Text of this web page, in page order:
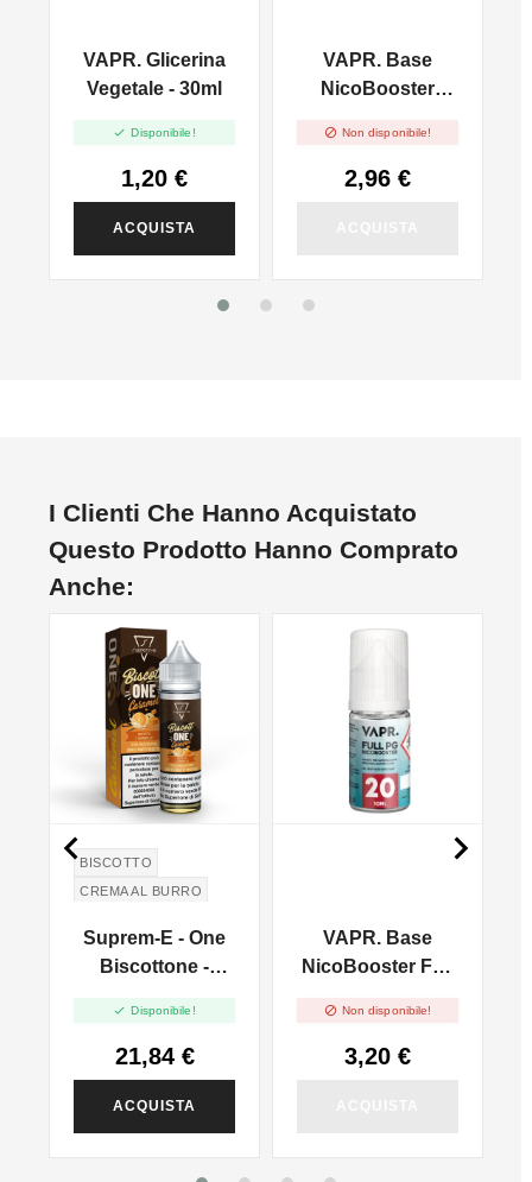
VAPR. Glicerina
Vegetale - 30ml
 Disponibile!
1,20 €
ACQUISTA
VAPR. Base
NicoBooster
 Non disponibile!
2,96 €
I Clienti Che Hanno Acquistato
Questo Prodotto Hanno Comprato
Anche:
BISCOTTO
CREMA AL BURRO
Suprem-E - One
Biscottone -
And Vape - 20ml
 Disponibile!
21,84 €
ACQUISTA
VAPR. Base
NicoBooster Full
 Non disponibile!
3,20 €
 